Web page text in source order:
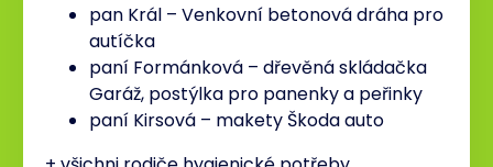
pan Král – Venkovní betonová dráha pro
autíčka
paní Formánková – dřevěná skládačka
Garáž, postýlka pro panenky a peřinky
paní Kirsová – makety Škoda auto